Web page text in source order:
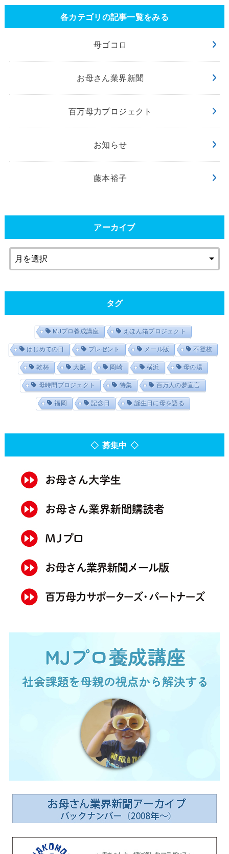
各カテゴリの記事一覧をみる
母ゴコロ
お母さん業界新聞
百万母力プロジェクト
お知らせ
藤本裕子
アーカイブ
タグ
MJプロ養成講座 えほん箱プロジェクト
はじめての日 プレゼント メール版 不登校
乾杯 大阪 岡崎 横浜 母の湯
母時間プロジェクト 特集 百万人の夢宣言
福岡 記念日 誕生日に母を語る
◇ 募集中 ◇